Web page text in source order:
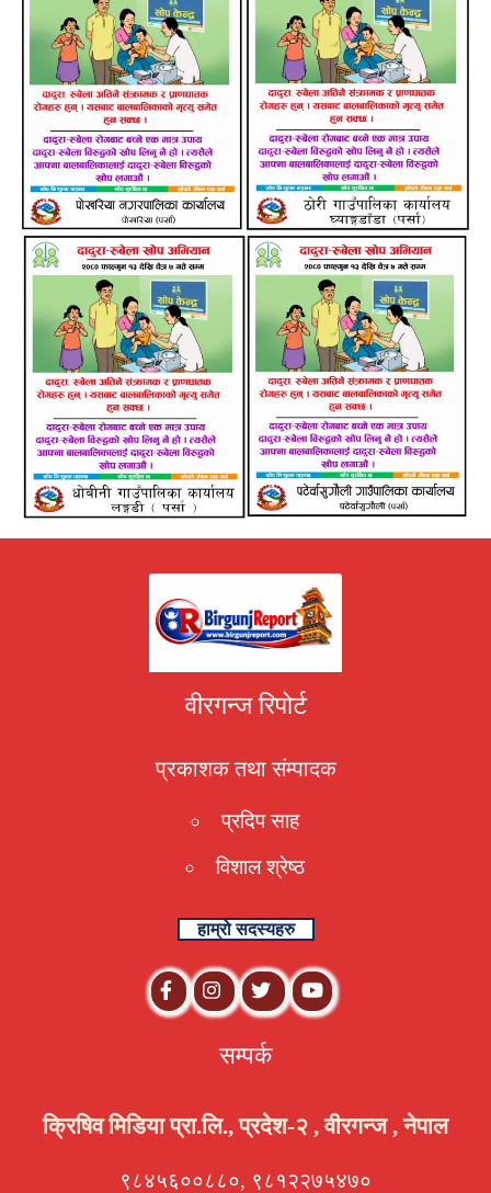
वीरगन्ज रिपोर्ट
प्रकाशक तथा संम्पादक
प्रदिप साह
विशाल श्रेष्ठ
हाम्रो सदस्यहरु
सम्पर्क
क्रिषिव मिडिया प्रा.लि., प्रदेश-२ , वीरगन्ज , नेपाल
९८४५६००८८०, ९८१२२७५४७०